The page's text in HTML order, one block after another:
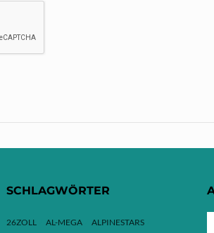
SCHLAGWÖRTER
26ZOLL AL-MEGA
ALPINESTARS